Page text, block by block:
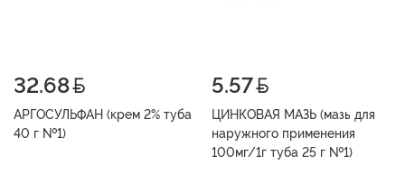
32.68
АРГОСУЛЬФАН (крем 2% туба
40 г №1)
5.57
ЦИНКОВАЯ МАЗЬ (мазь для
наружного применения
100мг/1г туба 25 г №1)